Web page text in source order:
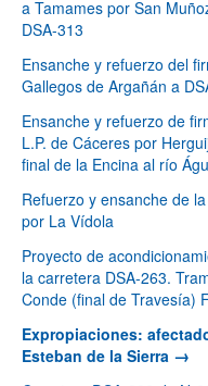
a Tamames por San
DSA-313
Ensanche y refuerzo del
Gallegos de Argañán a
Ensanche y refuerzo de
L.P. de Cáceres por
final de la Encina al río
Refuerzo y ensanche de
por La Vídola
Proyecto de
la carretera DSA-263.
Conde (final de Travesía)
Expropiaciones:
Esteban de la Sierra